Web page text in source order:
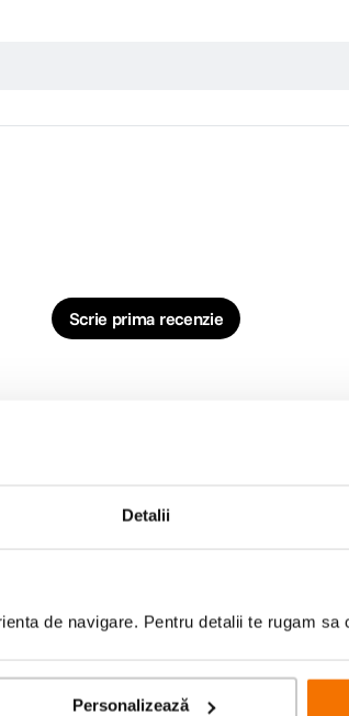
Detalii
de navigare. Pentru detalii te rugam sa
Personalizează
Scrie prima recenzie